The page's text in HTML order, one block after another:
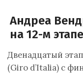
Андреа
на 12-м
Двенадцатый
(Giro d’Italia) с